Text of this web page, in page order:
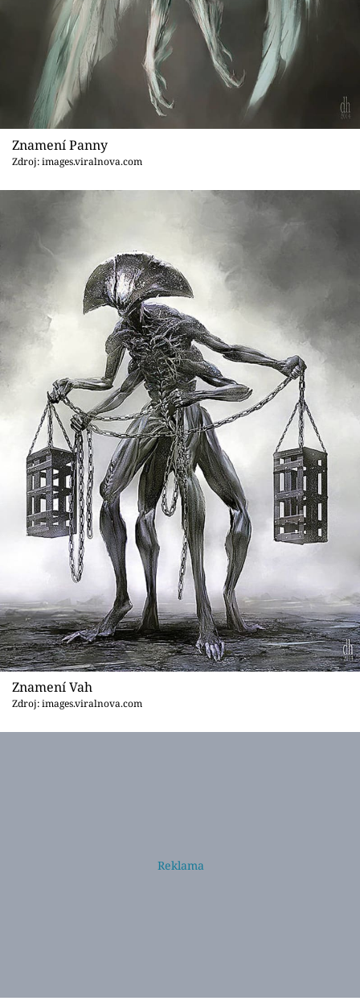
Znamení Panny
Zdroj: images.viralnova.com
Znamení Vah
Zdroj: images.viralnova.com